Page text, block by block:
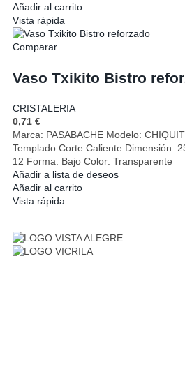
Añadir al carrito
Vista rápida
Comparar
Vaso Txikito Bistro
CRISTALERIA
0,71 €
Marca: PASABACHE Modelo:
Templado Corte Caliente Dimensión:
12 Forma: Bajo Color: Transparente
Añadir a lista de deseos
Añadir al carrito
Vista rápida